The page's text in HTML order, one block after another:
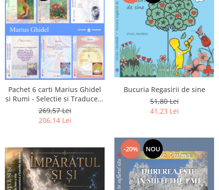
Pachet 6 carti Marius Ghidel
si Rumi - Selectie si Traducere
de Marius Ghidel
269,57 Lei
206,14 Lei
Bucuria Regasirii de sine
51,80 Lei
41,23 Lei
-20% NOU